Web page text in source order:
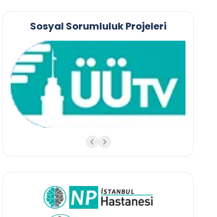
Sosyal Sorumluluk Projeleri